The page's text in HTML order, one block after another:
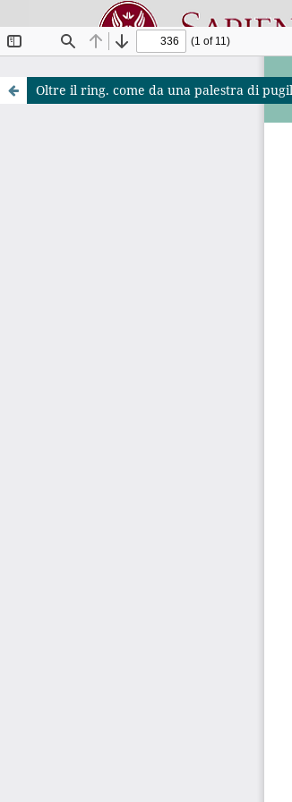
Oltre il ring. come da una palestra di